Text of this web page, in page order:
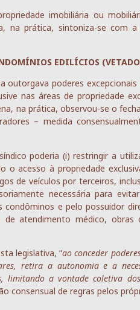
imobiliária ou
na prática, sintoniza-se com a
EDILÍCIOS
poderes
nas áreas de propriedade
na prática, observou-se o
– medida
poderia (i) restringir a
o acesso à propriedade
de veículos por terceiros,
necessária para
e pelo possuidor
atendimento médico,
legislativa, “ao conceder
retira a autonomia e a
limitando a vontade coletiva
consensual de regras pelos